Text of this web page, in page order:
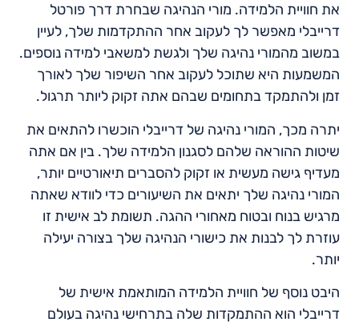
את חוויית הלמידה. מורי הנהיגה שבחרת דרך פורטל
דרייבלי מאפשר לך לעקוב אחר ההתקדמות שלך, לעיין
במשוב מהמורי נהיגה שלך ולגשת למשאבי למידה נוספים.
המשמעות היא שתוכל לעקוב אחר השיפור שלך לאורך
זמן ולהתמקד בתחומים שבהם אתה זקוק ליותר תרגול.
יתרה מכך, המורי נהיגה של דרייבלי הוכשרו להתאים את
שיטות ההוראה שלהם לסגנון הלמידה שלך. בין אם אתה
מעדיף גישה מעשית או זקוק להסברים תיאורטיים יותר,
המורי נהיגה שלך יתאים את השיעורים כדי לוודא שאתה
מרגיש בנוח ובטוח מאחורי ההגה. תשומת לב אישית זו
עוזרת לך לבנות את כישורי הנהיגה שלך בצורה יעילה
יותר.
היבט נוסף של חוויית הלמידה המותאמת אישית של
דרייבלי הוא ההתמקדות שלה בתרחישי נהיגה בעולם